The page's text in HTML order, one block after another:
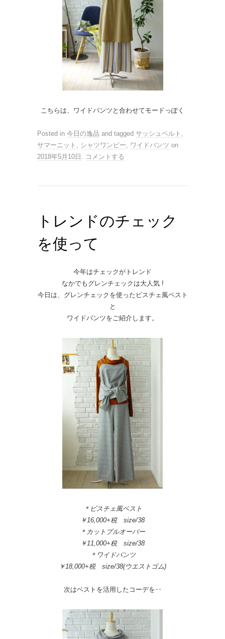
こちらは、ワイドパンツと合わせてモードっぽく
Posted in 今日の逸品 and tagged サッシュベルト ,
サマーニット , シャツワンピー, ワイドパンツ on
2018年5月10日 . コメントする
トレンドのチェック
を使って
今年はチェックがトレンド
なかでもグレンチェックは大人気 !
今日は、グレンチェックを使ったビスチェ風ペスト
と
ワイドパンツをご紹介します。
＊ビスチェ風ベスト
￥16,000+税 size/38
＊カットプルオーバー
￥11,000+税 size/38
＊ワイドパンツ
￥18,000+税 size/38(ウエストゴム)
次はベストを活用したコーデを‥